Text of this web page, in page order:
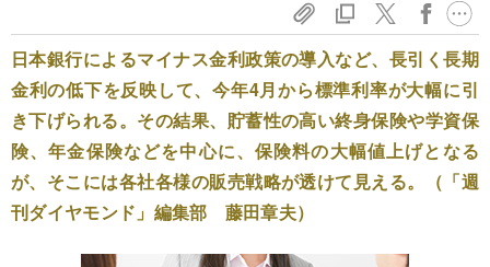
日本銀行によるマイナス金利政策の導入など、長引く長期
金利の低下を反映して、今年4月から標準利率が大幅に引
き下げられる。その結果、貯蓄性の高い終身保険や学資保
険、年金保険などを中心に、保険料の大幅値上げとなる
が、そこには各社各様の販売戦略が透けて見える。（「週
刊ダイヤモンド」編集部 藤田章夫）